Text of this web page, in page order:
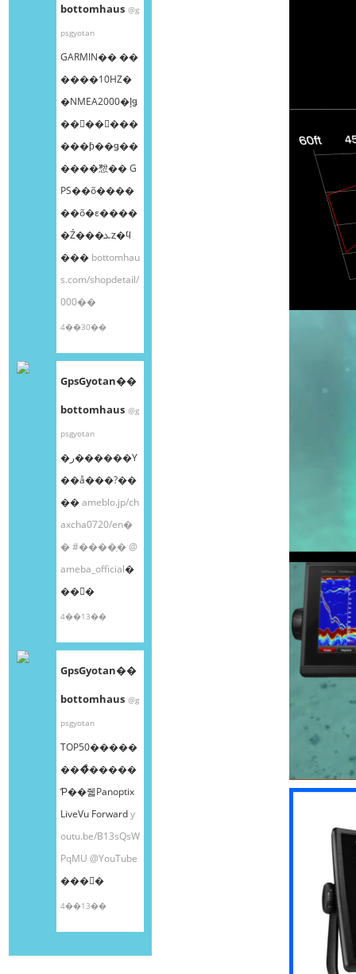
bottomhaus @g
psgyotan
GARMIN�� ��
����10HZ�
�NMEA2000�إǥ
��󥰥��󥵡���
���ƥ��ǥ��
����㥹�� G
PS��õ����
��õ�ε����
�Ź���ܥȥ�ϥ
��� bottomhau
s.com/shopdetail/
000��
4��30��
GpsGyotan��
bottomhaus @g
psgyotan
�ر������Υ
��å���?��
��ameblo.jp/ch
axcha0720/en�
�#����֥�@
ameba_official�
��󤫤�
4��13��
GpsGyotan��
bottomhaus @g
psgyotan
TOP50�����
���ͤ�����
Ƥ��줿Panoptix
LiveVu Forwardy
outu.be/B13sQsW
PqMU @YouTube
���󤫤�
4��13��